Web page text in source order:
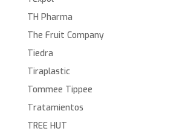
TH Pharma
The Fruit Company
Tiedra
Tiraplastic
Tommee Tippee
Tratamientos
TREE HUT